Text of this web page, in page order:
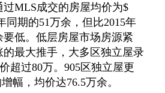
过MLS成交的房屋均价为$
同期的51万余，但比2015年
要低。低层房屋市场房源紧
最大推手，大多区独立屋录
超过80万。905区独立屋更
幅，均价达76.5万余。